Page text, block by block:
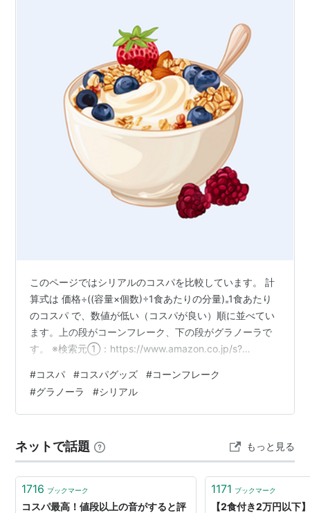
このページではシリアルのコスパを比較しています。 計
算式は 価格÷((容量×個数)÷1食あたりの分量)₌1食あたり
のコスパ で、数値が低い（コスパが良い）順に並べてい
ます。上の段がコーンフレーク、下の段がグラノーラで
す。 ※検索元①：https://www.amazon.co.jp/s?
%E3%83%AC%E3%83%BC%E3%82%AF&i=food-
beverage&rh=n%3A57239051%2Cp_72%3A82363051
&dc&__mk_ja_JP=%E3%82%AB%E3%82%BF%E3%82%
#コスパ #コスパグッズ #コーンフレーク
#グラノーラ #シリアル
ネットで話題 もっと見る
1716 ブックマーク
コスパ最高！値段以上の音がすると評
1171 ブックマーク
【2食付き2万円以下